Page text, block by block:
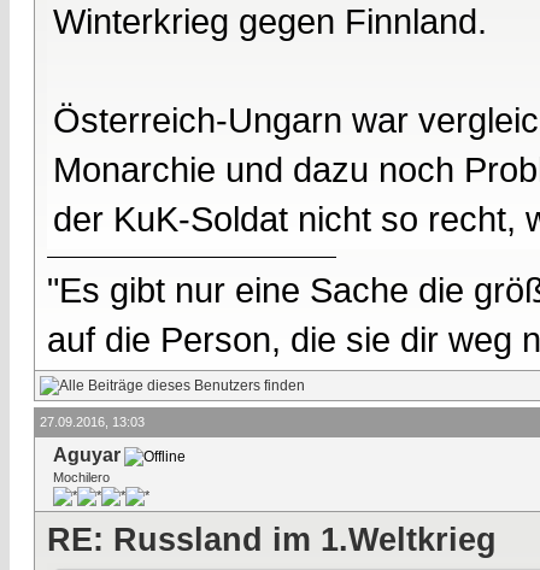
Winterkrieg gegen Finnland.
Österreich-Ungarn war
Monarchie und dazu noch
der KuK-Soldat nicht so recht,
"Es gibt nur eine Sache die
auf die Person, die sie dir weg
27.09.2016, 13:03
Aguyar
Mochilero
RE: Russland im 1.Weltkrieg